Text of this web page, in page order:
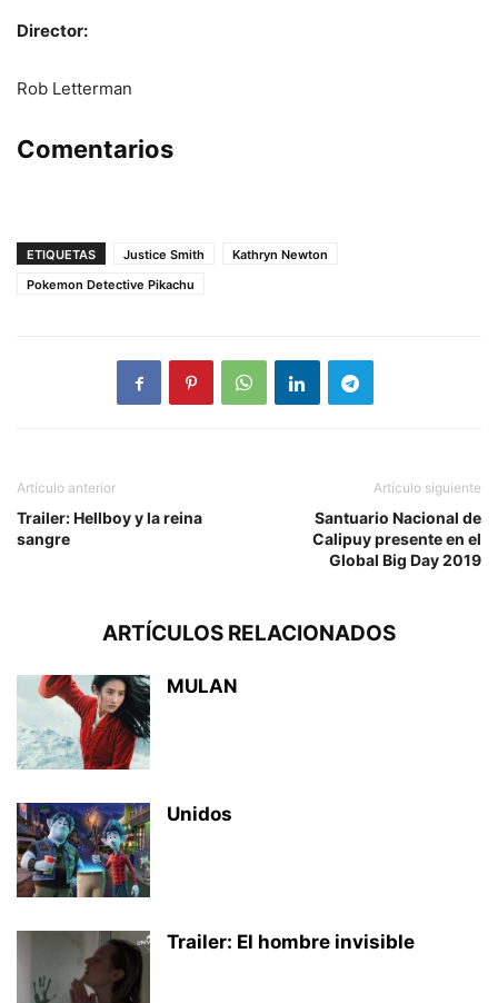
Director:
Rob Letterman
Comentarios
ETIQUETAS Justice Smith
Kathryn Newton
Pokemon Detective Pikachu
Artículo anterior
Trailer: Hellboy y la reina
sangre
Artículo siguiente
Santuario Nacional de
Calipuy presente en el
Global Big Day 2019
ARTÍCULOS RELACIONADOS
MULAN
Unidos
Trailer: El hombre invisible